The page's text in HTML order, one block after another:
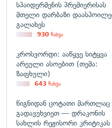
სპაიდერმენის პრემიერისას
მთელი დარბაზი
გალახეს
930 ნახვა
კროსვორდი: ააწყვე სიტყვა
არეული ასოებით (თემა:
ზაფხული)
643 ნახვა
წიგნიდან ცოტათი მართლაც
გადავუხვიეთ — დრაკონის
სახლის რეჟისორი კრიტიკას